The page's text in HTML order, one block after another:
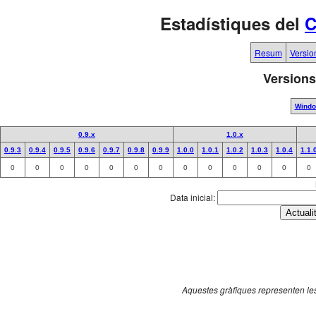
Estadístiques del
Resum
0.9.x
1.0.x
0.9.3
0.9.4 0.9.5 0.9.6 0.9.7 0.9.8 0.9.9 1.0.0 1.0.1 1.0.2 1.0.3 1.0.4
0 0 0 0 0 0 0 0 0 0 0 0 0
Data inicial:
Aquestes gràfiques representen